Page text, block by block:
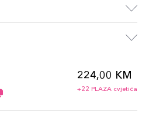
224,00 KM
+22 PLAZA cvjetića